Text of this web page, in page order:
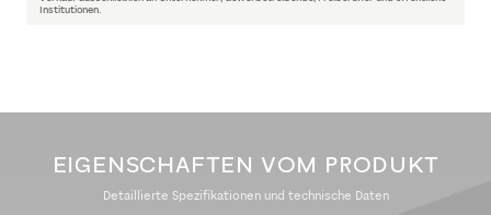
Institutionen.
EIGENSCHAFTEN VOM PRODUKT
Detaillierte Spezifikationen und technische Daten